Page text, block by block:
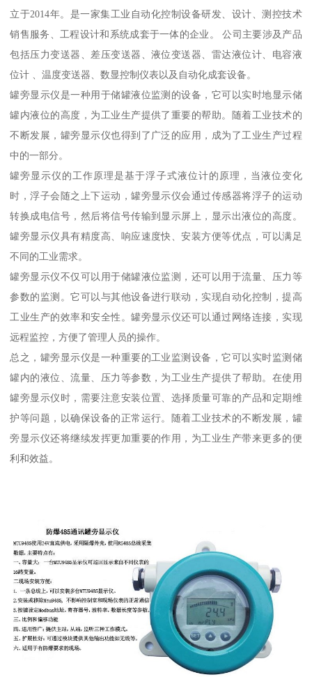
立于2014年。是一家集工业自动化控制设备研发、设计、测控技术
销售服务、工程设计和系统成套于一体的企业。 公司主要涉及产品
包括压力变送器、差压变送器、液位变送器、雷达液位计、电容液
位计 、温度变送器、数显控制仪表以及自动化成套设备。
罐旁显示仪是一种用于储罐液位监测的设备，它可以实时地显示储
罐内液位的高度，为工业生产提供了重要的帮助。随着工业技术的
不断发展，罐旁显示仪也得到了广泛的应用，成为了工业生产过程
中的一部分。
罐旁显示仪的工作原理是基于浮子式液位计的原理，当液位变化
时，浮子会随之上下运动，罐旁显示仪会通过传感器将浮子的运动
转换成电信号，然后将信号传输到显示屏上，显示出液位的高度。
罐旁显示仪具有精度高、响应速度快、安装方便等优点，可以满足
不同的工业需求。
罐旁显示仪不仅可以用于储罐液位监测，还可以用于流量、压力等
参数的监测。它可以与其他设备进行联动，实现自动化控制，提高
工业生产的效率和安全性。罐旁显示仪还可以通过网络连接，实现
远程监控，方便了管理人员的操作。
总之，罐旁显示仪是一种重要的工业监测设备，它可以实时监测储
罐内的液位、流量、压力等参数，为工业生产提供了帮助。在使用
罐旁显示仪时，需要注意安装位置、选择质量可靠的产品和定期维
护等问题，以确保设备的正常运行。随着工业技术的不断发展，罐
旁显示仪还将继续发挥更加重要的作用，为工业生产带来更多的便
利和效益。